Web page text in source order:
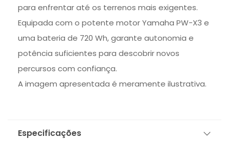
para enfrentar até os terrenos mais exigentes.
Equipada com o potente motor Yamaha PW-X3 e
uma bateria de 720 Wh, garante autonomia e
potência suficientes para descobrir novos
percursos com confiança.
A imagem apresentada é meramente ilustrativa.
Especificações